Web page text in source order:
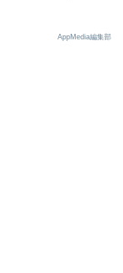
AppMedia編集部